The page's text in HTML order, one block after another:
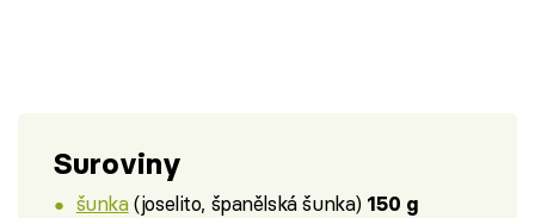
Suroviny
šunka(joselito, španělská šunka) 150 g